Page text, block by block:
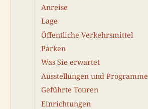
Anreise
Lage
Öffentliche Verkehrsmittel
Parken
Was Sie erwartet
Ausstellungen und Programme
Geführte Touren
Einrichtungen